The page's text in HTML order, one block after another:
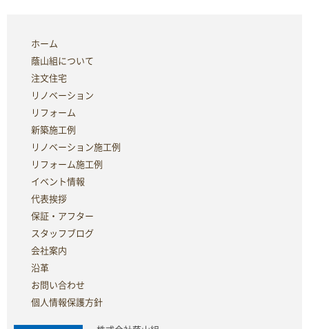
ホーム
蔭山組について
注文住宅
リノベーション
リフォーム
新築施工例
リノベーション施工例
リフォーム施工例
イベント情報
代表挨拶
保証・アフター
スタッフブログ
会社案内
沿革
お問い合わせ
個人情報保護方針